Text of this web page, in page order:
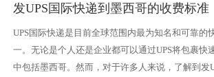
发UPS国际快递到墨西哥的收费标准
UPS国际快递是目前全球范围内最为知名和可靠的
一。无论是个人还是企业都可以通过UPS将包裹快
中包括墨西哥。然而，对于许多人来说，了解到发